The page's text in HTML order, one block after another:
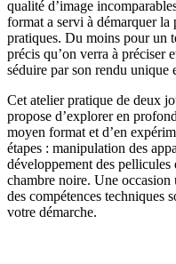
qualité d’image
format a servi à démarquer la
pratiques. Du moins pour un
précis qu’on verra à préciser
séduire par son rendu unique
Cet atelier pratique de deux
propose d’explorer en
moyen format et d’en
étapes : manipulation des
développement des pellicules
chambre noire. Une
des compétences techniques
votre démarche.